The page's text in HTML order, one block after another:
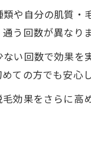
ツルツル
脱毛後に
長期に
口コミで
や自分の肌質
う回数が異なりま
い回数で効果
ての方でも安心
効果をさらに